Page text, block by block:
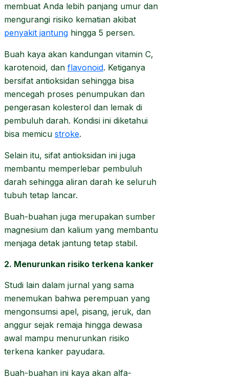
membuat Anda lebih panjang umur dan
mengurangi risiko kematian akibat
penyakit jantung hingga 5 persen.
Buah kaya akan kandungan vitamin C,
karotenoid, dan flavonoid. Ketiganya
bersifat antioksidan sehingga bisa
mencegah proses penumpukan dan
pengerasan kolesterol dan lemak di
pembuluh darah. Kondisi ini diketahui
bisa memicu stroke.
Selain itu, sifat antioksidan ini juga
membantu memperlebar pembuluh
darah sehingga aliran darah ke seluruh
tubuh tetap lancar.
Buah-buahan juga merupakan sumber
magnesium dan kalium yang membantu
menjaga detak jantung tetap stabil.
2. Menurunkan risiko terkena kanker
Studi lain dalam jurnal yang sama
menemukan bahwa perempuan yang
mengonsumsi apel, pisang, jeruk, dan
anggur sejak remaja hingga dewasa
awal mampu menurunkan risiko
terkena kanker payudara.
Buah-buahan ini kaya akan alfa-